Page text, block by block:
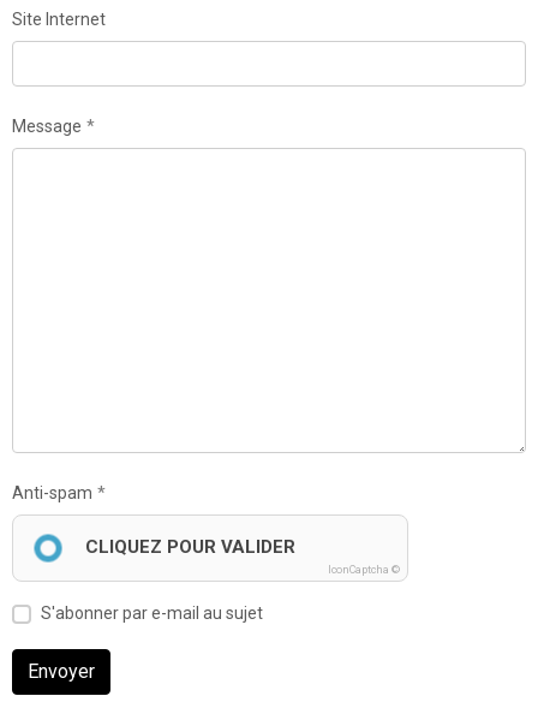
Site Internet
Message
Anti-spam
CLIQUEZ POUR VALIDER
IconCaptcha ©
S'abonner par e-mail au sujet
Envoyer